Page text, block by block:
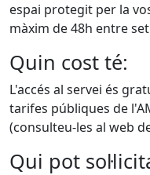
espai protegit per la
màxim de 48h entre
Quin cost té:
L'accés al servei és
tarifes públiques de
(consulteu-les al web
Qui pot